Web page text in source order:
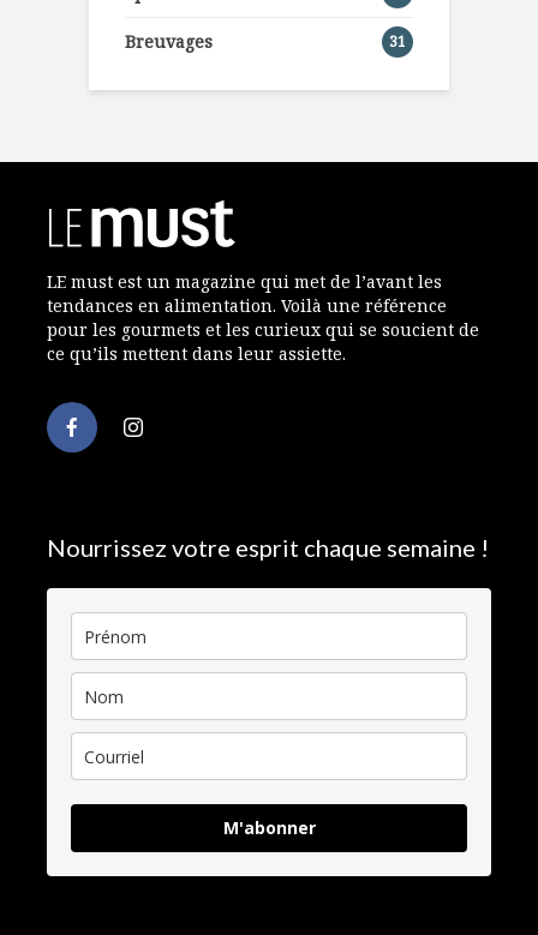
Breuvages 31
LE must est un magazine qui met de l’avant les
tendances en alimentation. Voilà une référence
pour les gourmets et les curieux qui se soucient de
ce qu’ils mettent dans leur assiette.
Nourrissez votre esprit chaque semaine !
M'abonner